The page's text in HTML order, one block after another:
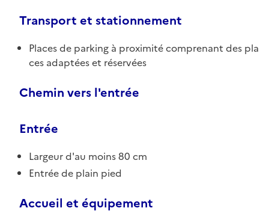
Transport et stationnement
Places de parking à proximité comprenant des pla
ces adaptées et réservées
Chemin vers l'entrée
Entrée
Largeur d'au moins 80 cm
Entrée de plain pied
Accueil et équipement